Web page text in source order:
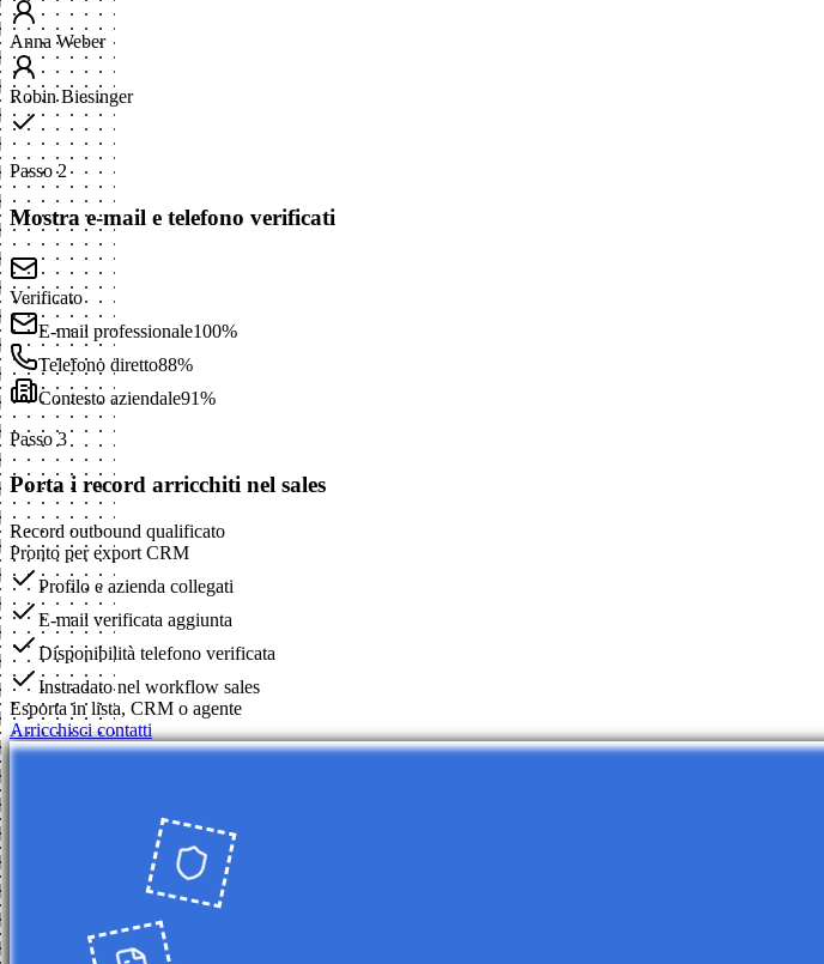
Anna Weber
Robin Biesinger
Passo 2
Mostra e-mail e telefono verificati
Verificato
E-mail professionale100%
Telefono diretto88%
Contesto aziendale91%
Passo 3
Porta i record arricchiti nel sales
Record outbound qualificato
Pronto per export CRM
Profilo e azienda collegati
E-mail verificata aggiunta
Disponibilità telefono verificata
Instradato nel workflow sales
Esporta in lista, CRM o agente
Arricchisci contatti